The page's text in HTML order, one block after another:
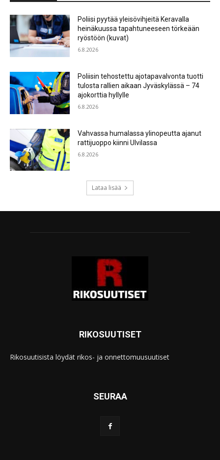
Poliisi pyytää yleisövihjeitä Keravalla
heinäkuussa tapahtuneeseen törkeään
ryöstöön (kuvat)
6.8.2026
Poliisin tehostettu ajotapavalvonta tuotti
tulosta rallien aikaan Jyväskylässä – 74
ajokorttia hyllylle
6.8.2026
Vahvassa humalassa ylinopeutta ajanut
rattijuoppo kiinni Ulvilassa
6.8.2026
Lataa lisää
RIKOSUUTISET
Rikosuutisista löydät rikos- ja onnettomuusuutiset
SEURAA